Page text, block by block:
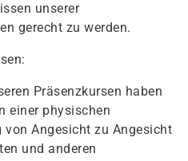
unserer
gerecht zu werden.
Präsenzkursen haben
einer physischen
Angesicht zu Angesicht
und anderen